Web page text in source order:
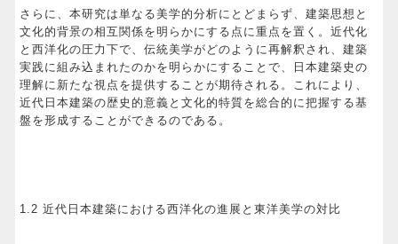
さらに、本研究は単なる美学的分析にとどまらず、建築思想と
文化的背景の相互関係を明らかにする点に重点を置く。近代化
と西洋化の圧力下で、伝統美学がどのように再解釈され、建築
実践に組み込まれたのかを明らかにすることで、日本建築史の
理解に新たな視点を提供することが期待される。これにより、
近代日本建築の歴史的意義と文化的特質を総合的に把握する基
盤を形成することができるのである。
1.2 近代日本建築における西洋化の進展と東洋美学の対比